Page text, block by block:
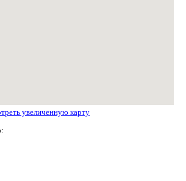
увеличенную карту